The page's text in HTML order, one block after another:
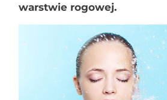
warstwie rogowej.